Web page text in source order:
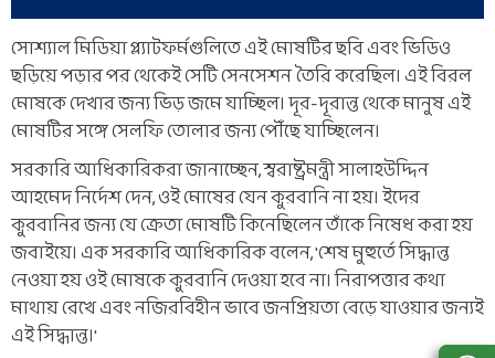
সোশ্যাল মিডিয়া প্ল্যাটফর্মগুলিতে এই মোষটির ছবি এবং ভিডিও
ছড়িয়ে পড়ার পর থেকেই সেটি সেনসেশন তৈরি করেছিল। এই বিরল
মোষকে দেখার জন্য ভিড় জমে যাচ্ছিল। দূর-দূরান্ত থেকে মানুষ এই
মোষটির সঙ্গে সেলফি তোলার জন্য পৌঁছে যাচ্ছিলেন।
সরকারি আধিকারিকরা জানাচ্ছেন, স্বরাষ্ট্রমন্ত্রী সালাহউদ্দিন
আহমেদ নির্দেশ দেন, ওই মোষের যেন কুরবানি না হয়। ইদের
কুরবানির জন্য যে ক্রেতা মোষটি কিনেছিলেন তাঁকে নিষেধ করা হয়
জবাইয়ে। এক সরকারি আধিকারিক বলেন, 'শেষ মুহুর্তে সিদ্ধান্ত
নেওয়া হয় ওই মোষকে কুরবানি দেওয়া হবে না। নিরাপত্তার কথা
মাথায় রেখে এবং নজিরবিহীন ভাবে জনপ্রিয়তা বেড়ে যাওয়ার জন্যই
এই সিদ্ধান্ত।'